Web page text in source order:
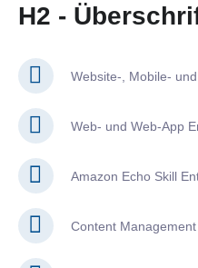
H2 -
Website-, Mobile-
Web- und Web-App
Amazon Echo Skill
Content